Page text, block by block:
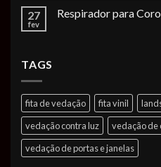
27
fev
Respirador para
TAGS
fita de vedação fita vinil
vedação contra luz
vedação de
vedação de portas e janelas